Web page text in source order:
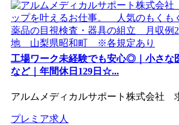
工場ワーク未経験でも安心◎｜小さな
など｜年間休日129日☆...
アルムメディカルサポート株式会社
プレミア求人